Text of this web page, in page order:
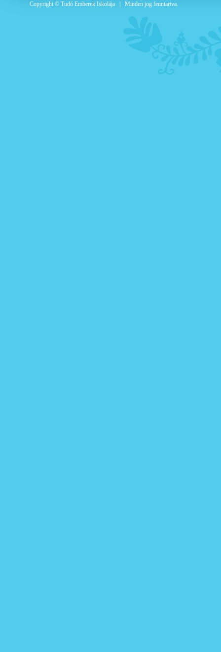
Copyright © Tudó Emberek Iskolája | Minden jog fenntartva.